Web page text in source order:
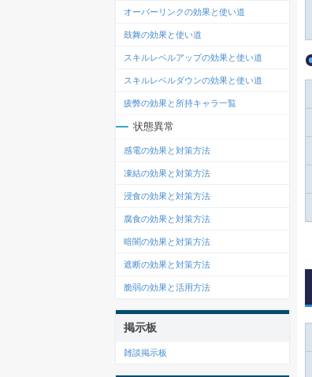
オーバーリンクの効果と使い道
鼓舞の効果と使い道
スキルレベルアップの効果と使い道
スキルレベルダウンの効果と使い道
疲弊の効果と所持キャラ一覧
状態異常
感電の効果と対策方法
凍結の効果と対策方法
浸食の効果と対策方法
腐食の効果と対策方法
暗闇の効果と対策方法
遮断の効果と対策方法
脆弱の効果と活用方法
掲示板
雑談掲示板